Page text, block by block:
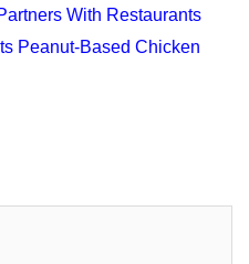
With Restaurants
Peanut-Based Chicken